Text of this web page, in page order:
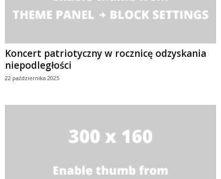
Koncert patriotyczny w rocznicę odzyskania
niepodległości
22 października 2025